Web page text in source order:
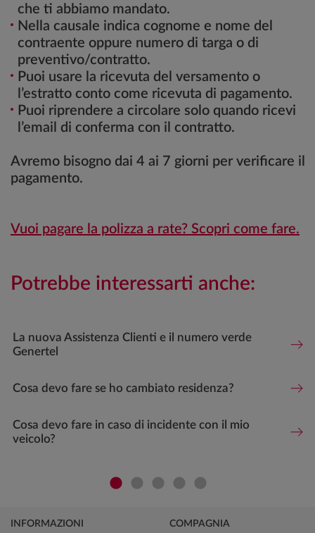
che ti abbiamo mandato.
Nella causale indica cognome e nome del
contraente oppure numero di targa o di
preventivo/contratto.
Puoi usare la ricevuta del versamento o
l’estratto conto come ricevuta di pagamento.
Puoi riprendere a circolare solo quando ricevi
l’email di conferma con il contratto.
Avremo bisogno dai 4 ai 7 giorni per verificare il
pagamento.
Vuoi pagare la polizza a rate? Scopri come fare.
Potrebbe interessarti anche:
La nuova Assistenza Clienti e il numero verde
Genertel
Cosa devo fare se ho cambiato residenza?
Cosa devo fare in caso di incidente con il mio
veicolo?
INFORMAZIONI COMPAGNIA